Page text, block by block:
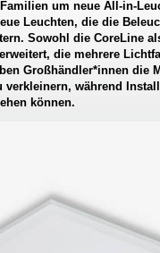
um neue All-in-
Leuchten, die die
Sowohl die CoreLine
die mehrere
Großhändler*innen die
während
können.